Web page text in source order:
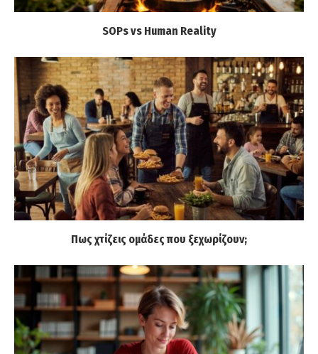
SOPs vs Human Reality
Πως χτίζεις ομάδες που ξεχωρίζουν;